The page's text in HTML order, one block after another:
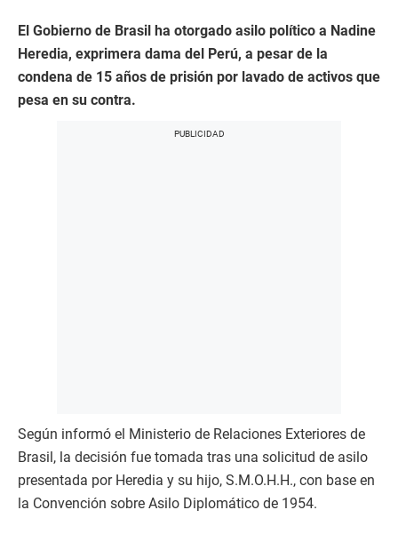
El Gobierno de Brasil ha otorgado asilo político a Nadine
Heredia, exprimera dama del Perú, a pesar de la
condena de 15 años de prisión por lavado de activos que
pesa en su contra.
Según informó el Ministerio de Relaciones Exteriores de
Brasil, la decisión fue tomada tras una solicitud de asilo
presentada por Heredia y su hijo, S.M.O.H.H., con base en
la Convención sobre Asilo Diplomático de 1954.